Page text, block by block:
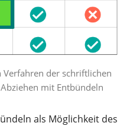
der schriftlichen
mit Entbündeln
als Möglichkeit des